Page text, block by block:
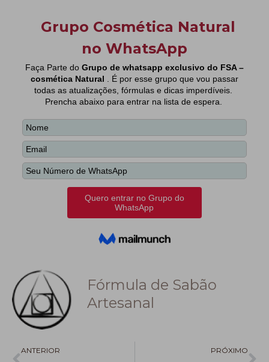
Fórmula de Sabão
Artesanal
Anterior
ANTERIOR PRÓXIMO